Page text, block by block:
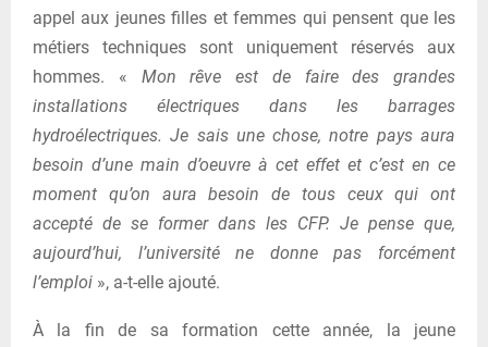
appel aux jeunes filles et femmes qui pensent que les
métiers techniques sont uniquement réservés aux
hommes. « Mon rêve est de faire des grandes
installations électriques dans les barrages
hydroélectriques. Je sais une chose, notre pays aura
besoin d’une main d’oeuvre à cet effet et c’est en ce
moment qu’on aura besoin de tous ceux qui ont
accepté de se former dans les CFP. Je pense que,
aujourd’hui, l’université ne donne pas forcément
l’emploi », a-t-elle ajouté.
À la fin de sa formation cette année, la jeune